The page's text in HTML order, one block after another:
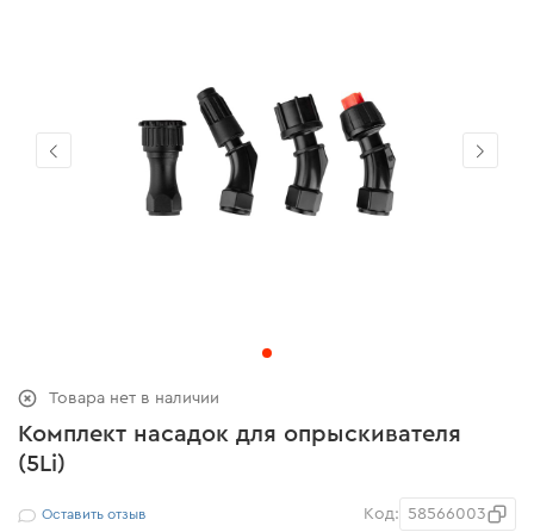
Комплект насадок для опрыскивателя
(5Li)
Оставить отзыв Код: 58566003
Товара нет в наличии